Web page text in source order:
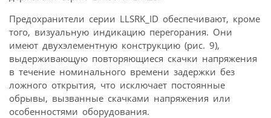
Предохранители серии LLSRK_ID обеспечивают, кроме
того, визуальную индикацию перегорания. Они
имеют двухэлементную конструкцию (рис. 9),
выдерживающую повторяющиеся скачки напряжения
в течение номинального времени задержки без
ложного открытия, что исключает постоянные
обрывы, вызванные скачками напряжения или
особенностями оборудования.